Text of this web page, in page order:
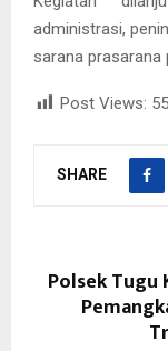
administrasi,
sarana prasarana
Post Views:
SHARE
Polsek Tugu